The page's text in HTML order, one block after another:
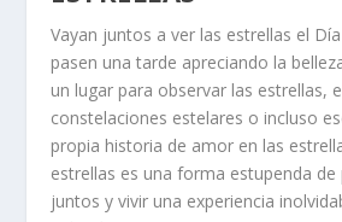
Vayan juntos a ver las estrellas el
pasen una tarde apreciando la
un lugar para observar las estrellas,
constelaciones estelares o incluso
propia historia de amor en las
estrellas es una forma estupenda
juntos y vivir una experiencia